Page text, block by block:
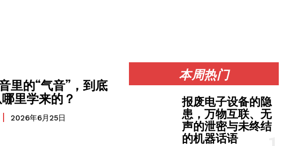
里的“气音”，到底
里学来的？
2026年6月25日
本周热门
报废电子设备的隐
患，万物互联、无
声的泄密与未终结
的机器话语